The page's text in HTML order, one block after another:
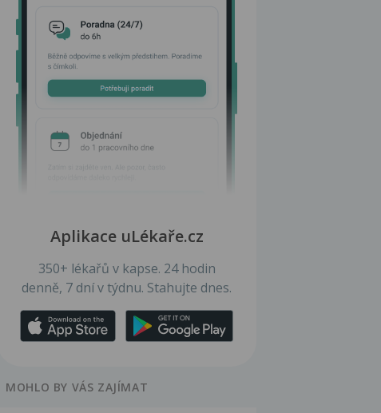
Aplikace uLékaře.cz
350+ lékařů v kapse. 24 hodin
denně, 7 dní v týdnu. Stahujte dnes.
MOHLO BY VÁS ZAJÍMAT